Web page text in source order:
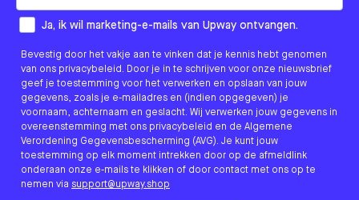
How would you like to hear from us?
Ja, ik wil marketing-e-mails van Upway ontvangen.
Bevestig door het vakje aan te vinken dat je kennis hebt genomen
van ons privacybeleid. Door je in te schrijven voor onze nieuwsbrief
geef je toestemming voor het verwerken en opslaan van jouw
gegevens, zoals je e-mailadres en (indien opgegeven) je
voornaam, achternaam en geslacht. Wij verwerken jouw gegevens in
overeenstemming met ons privacybeleid en de Algemene
Verordening Gegevensbescherming (AVG). Je kunt jouw
toestemming op elk moment intrekken door op de afmeldlink
onderaan onze e-mails te klikken of door contact met ons op te
nemen via support@upway.shop